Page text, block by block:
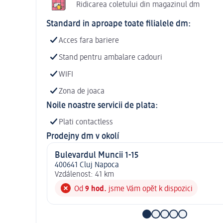
Ridicarea coletului din magazinul dm
Standard in aproape toate filialele dm:
Acces fara bariere
Stand pentru ambalare cadouri
WIFI
Zona de joaca
Noile noastre servicii de plata:
Plati contactless
Prodejny dm v okolí
Bulevardul Muncii 1-15
400641 Cluj Napoca
Vzdálenost: 41 km
Od 9 hod. jsme Vám opět k dispozici